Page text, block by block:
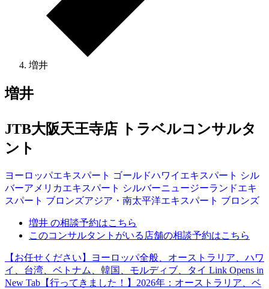
増井
増井
JTB大阪天王寺店 トラベルコンサルタ
ント
ヨーロッパエキスパート ゴールドハワイ エキスパート シル
バーアメリカエキスパート シルバーニュージーランドエキ
スパート ブロンズアジア・南太平洋エキスパート ブロンズ
増井 の相談予約はこちら
このコンサルタントがいる店舗の相談予約はこちら
【お任せください】ヨーロッパ全般、オーストラリア、ハワ
イ、台湾、ベトナム、韓国、モルディブ、タイ Link Opens in
New Tab 【行ってきました！】2026年：オーストラリア、ベ